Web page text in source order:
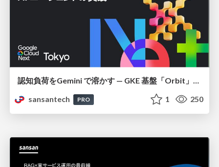
認知負荷をGemini で溶かす — GKE 基盤「Orbit」における AI エージェントの実践
sansantech
PRO 1 250